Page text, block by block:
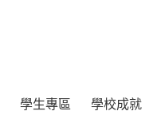
學生專區 學校成就